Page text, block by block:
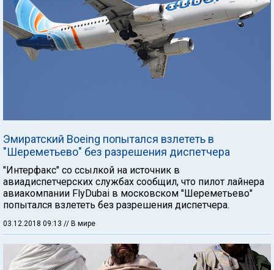
Эмиратский Boeing попытался взлететь в
"Шереметьево" без разрешения диспетчера
"Интерфакс" со ссылкой на источник в
авиадиспетчерских службах сообщил, что пилот лайнера
авиакомпании FlyDubai в московском "Шереметьево"
попытался взлететь без разрешения диспетчера.
03.12.2018 09:13 // В мире